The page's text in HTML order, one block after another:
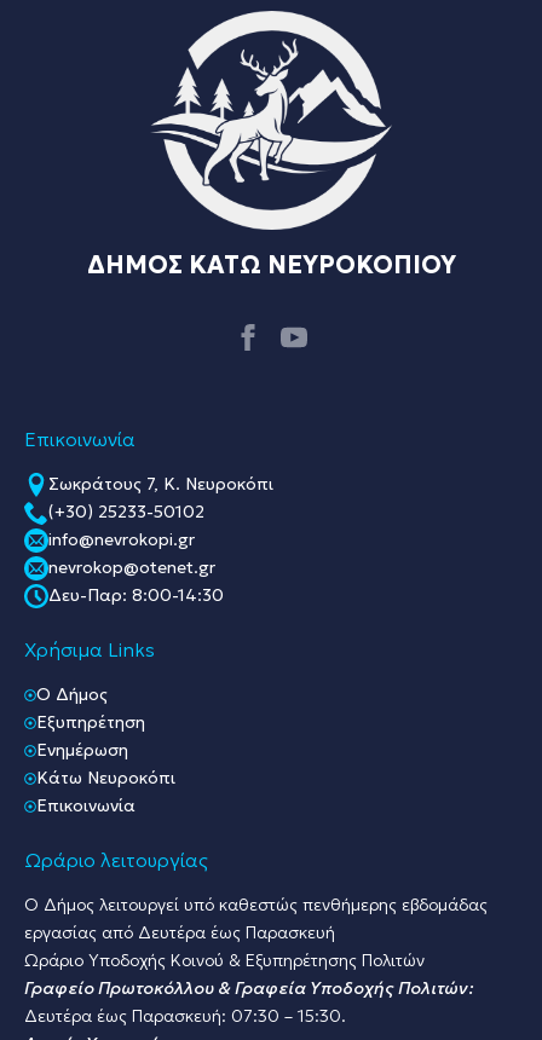
ΔΗΜΟΣ ΚΑΤΩ ΝΕΥΡΟΚΟΠΙΟΥ
Επικοινωνία
Σωκράτους 7, Κ. Νευροκόπι
(+30) 25233-50102
info@nevrokopi.gr
nevrokop@otenet.gr
Δευ-Παρ: 8:00-14:30
Χρήσιμα Links
O Δήμος
Εξυπηρέτηση
Ενημέρωση
Κάτω Νευροκόπι
Επικοινωνία
Ωράριο λειτουργίας
Ο Δήμος λειτουργεί υπό καθεστώς πενθήμερης εβδομάδας
εργασίας από Δευτέρα έως Παρασκευή
Ωράριο Υποδοχής Κοινού & Εξυπηρέτησης Πολιτών
Γραφείο Πρωτοκόλλου & Γραφεία Υποδοχής Πολιτών:
Δευτέρα έως Παρασκευή: 07:30 – 15:30.